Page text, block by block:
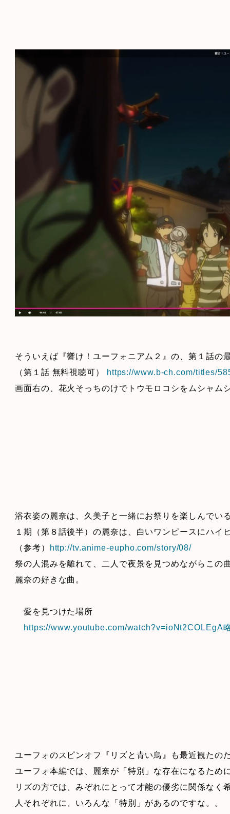
そういえば『響け！ユーフォニアム２』の、第１話の
（第１話 無料視聴可）
https://www.b-ch.com/titles/
画面右の、花火そっちのけでトウモロコシをムシャム
浴衣姿の麗奈は、久美子と一緒にお祭りを楽しんでい
１期（第８話後半）の麗奈は、白いワンピースにハイ
（参考）
http://tv.anime-eupho.com/story/08/
祭の人混みを離れて、二人で夜景を見つめながらこ
麗奈の好きな曲。
愛を見つけた場所
https://www.youtube.com/watch?v=ioNt2COLEgA
ユーフォのスピンオフ『リズと青い鳥』も最近観たの
ユーフォ本編では、麗奈が「特別」な存在になるため
リズの方では、みぞれにとって才能の優劣に関係なく
人それぞれに、いろんな「特別」があるのですな。。